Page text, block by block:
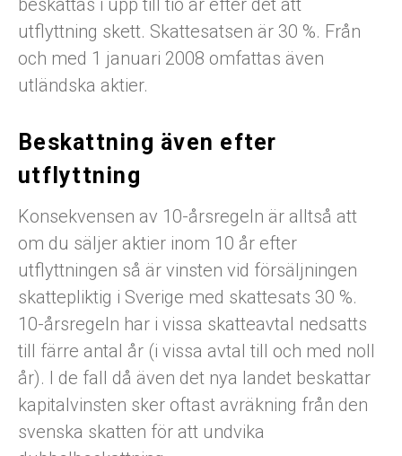
utflyttning skett. Skattesatsen är 30 %. Från
och med 1 januari 2008 omfattas även
utländska aktier.
Beskattning även efter
utflyttning
Konsekvensen av 10-årsregeln är alltså att
om du säljer aktier inom 10 år efter
utflyttningen så är vinsten vid försäljningen
skattepliktig i Sverige med skattesats 30 %.
10-årsregeln har i vissa skatteavtal nedsatts
till färre antal år (i vissa avtal till och med noll
år). I de fall då även det nya landet beskattar
kapitalvinsten sker oftast avräkning från den
svenska skatten för att undvika